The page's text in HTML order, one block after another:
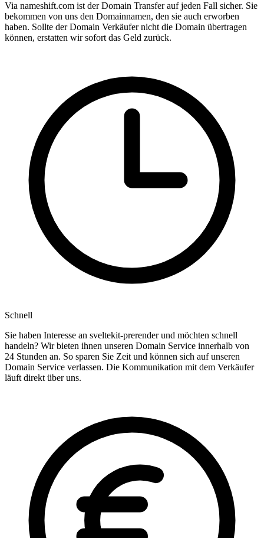
Via nameshift.com ist der Domain Transfer auf jeden Fall sicher. Sie
bekommen von uns den Domainnamen, den sie auch erworben
haben. Sollte der Domain Verkäufer nicht die Domain übertragen
können, erstatten wir sofort das Geld zurück.
Schnell
Sie haben Interesse an sveltekit-prerender und möchten schnell
handeln? Wir bieten ihnen unseren Domain Service innerhalb von
24 Stunden an. So sparen Sie Zeit und können sich auf unseren
Domain Service verlassen. Die Kommunikation mit dem Verkäufer
läuft direkt über uns.